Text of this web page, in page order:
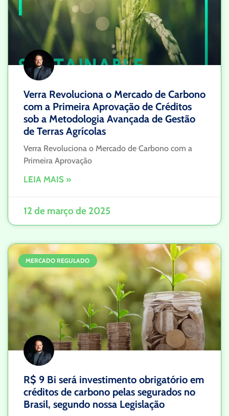
Verra Revoluciona o Mercado de Carbono
com a Primeira Aprovação de Créditos
sob a Metodologia Avançada de Gestão
de Terras Agrícolas
Verra Revoluciona o Mercado de Carbono com a
Primeira Aprovação
LEIA MAIS »
12 de março de 2025
MERCADO REGULADO
R$ 9 Bi será investimento obrigatório em
créditos de carbono pelas segurados no
Brasil, segundo nossa Legislação